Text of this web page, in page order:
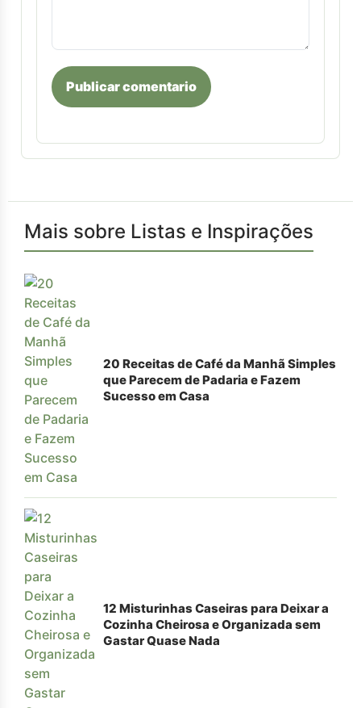
Publicar comentario
Mais sobre Listas e Inspirações
20 Receitas de Café da Manhã Simples
que Parecem de Padaria e Fazem
Sucesso em Casa
12 Misturinhas Caseiras para Deixar a
Cozinha Cheirosa e Organizada sem
Gastar Quase Nada